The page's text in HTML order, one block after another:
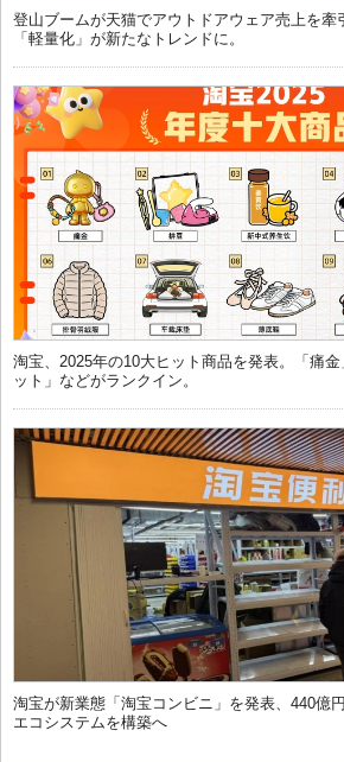
登山ブームが天猫でアウトドアウェア売上を牽
「軽量化」が新たなトレンドに。
淘宝、2025年の10大ヒット商品を発表。「痛
ット」などがランクイン。
淘宝が新業態「淘宝コンビニ」を発表、440億
エコシステムを構築へ